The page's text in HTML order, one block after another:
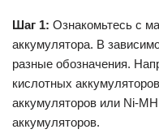
Шаг 1: Ознакомьтесь с
аккумулятора. В
разные обозначения.
кислотных
аккумуляторов или Ni-
аккумуляторов.